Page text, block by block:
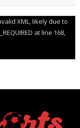
XML, likely due to
at line 168,